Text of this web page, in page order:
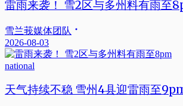
雷雨来袭！ 雪2区与多州料有雨至
雪兰莪媒体团队
2026-08-03
national
天气持续不稳 雪州4县迎雷雨至